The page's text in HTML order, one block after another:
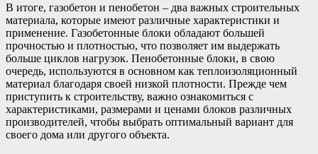
В итоге, газобетон и пенобетон – два важных строительных
материала, которые имеют различные характеристики и
применение. Газобетонные блоки обладают большей
прочностью и плотностью, что позволяет им выдержать
больше циклов нагрузок. Пенобетонные блоки, в свою
очередь, используются в основном как теплоизоляционный
материал благодаря своей низкой плотности. Прежде чем
приступить к строительству, важно ознакомиться с
характеристиками, размерами и ценами блоков различных
производителей, чтобы выбрать оптимальный вариант для
своего дома или другого объекта.